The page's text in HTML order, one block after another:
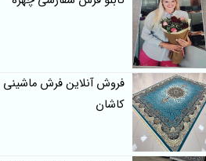
فروش آنلاین فرش ماشینی
کاشان